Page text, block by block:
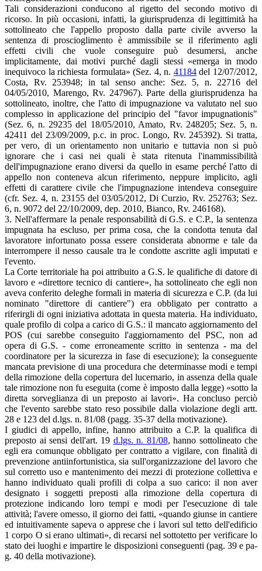
Tali considerazioni conducono al rigetto del secondo motivo di
ricorso. In più occasioni, infatti, la giurisprudenza di legittimità ha
sottolineato che l'appello proposto dalla parte civile avverso la
sentenza di proscioglimento è ammissibile se il riferimento agli
effetti civili che vuole conseguire può desumersi, anche
implicitamente, dai motivi purché dagli stessi «emerga in modo
inequivoco la richiesta formulata» (Sez. 4, n. 41184del 12/07/2012,
Costa, Rv. 253948; in tal senso anche: Sez. 5, n. 22716 del
04/05/2010, Marengo, Rv. 247967). Parte della giurisprudenza ha
sottolineato, inoltre, che l'atto di impugnazione va valutato nel suo
complesso in applicazione del principio del "favor impugnationis"
(Sez. 6, n. 29235 del 18/05/2010, Amato, Rv. 248205; Sez. 5, n.
42411 del 23/09/2009, p.c. in proc. Longo, Rv. 245392). Si tratta,
per vero, di un orientamento non unitario e tuttavia non si può
ignorare che i casi nei quali è stata ritenuta l'inammissibilità
dell'impugnazione erano diversi da quello in esame perché l'atto di
appello non conteneva alcun riferimento, neppure implicito, agli
effetti di carattere civile che l'impugnazione intendeva conseguire
(cfr. Sez. 4, n. 23155 del 03/05/2012, Di Curzio, Rv. 252763; Sez.
6, n. 9072 del 22/10/2009, dep. 2010, Bianco, Rv. 246168).
3. Nell'affermare la penale responsabilità di G.S. e C.P., la sentenza
impugnata ha escluso, per prima cosa, che la condotta tenuta dal
lavoratore infortunato possa essere considerata abnorme e tale da
interrompere il nesso causale tra le condotte ascritte agli imputati e
l'evento.
La Corte territoriale ha poi attribuito a G.S. le qualifiche di datore di
lavoro e «direttore tecnico di cantiere», ha sottolineato che egli non
aveva conferito deleghe formali in materia di sicurezza e C.P. (da lui
nominato "direttore di cantiere") era obbligato per contratto a
riferirgli di ogni iniziativa adottata in questa materia. Ha individuato,
quale profilo di colpa a carico di G.S.: il mancato aggiornamento del
POS (cui sarebbe conseguito l'aggiornamento del PSC, non ad
opera di G.S. - come erroneamente scritto in sentenza - ma del
coordinatore per la sicurezza in fase di esecuzione); la conseguente
mancata previsione di una procedura che determinasse modi e tempi
della rimozione della copertura del lucernario, in assenza della quale
tale rimozione non fu eseguita (come è imposto dalla legge) «sotto la
diretta sorveglianza di un preposto ai lavori». Ha concluso perciò
che l'evento sarebbe stato reso possibile dalla violazione degli artt.
28 e 123 del d.lgs. n. 81/08 (pagg. 35-37 della motivazione).
I giudici di appello, infine, hanno attribuito a C.P. la qualifica di
preposto ai sensi dell'art. 19 d.lgs. n. 81/08, hanno sottolineato che
egli era comunque obbligato per contratto a vigilare, con finalità di
prevenzione antiinfortunistica, sia sull'organizzazione del lavoro che
sul corretto uso e mantenimento dei mezzi di protezione collettiva e
hanno individuato quali profili di colpa a suo carico: il non aver
designato i soggetti preposti alla rimozione della copertura di
protezione indicando loro tempi e modi per l'esecuzione di tale
attività; l'avere omesso, il giorno dei fatti, «quando giunse in cantiere
ed intuitivamente sapeva o apprese che i lavori sul tetto dell'edificio
1 corpo O si erano ultimati», di recarsi nel sottotetto per verificare lo
stato dei luoghi e impartire le disposizioni conseguenti (pag. 39 e pa-
g. 40 della motivazione).